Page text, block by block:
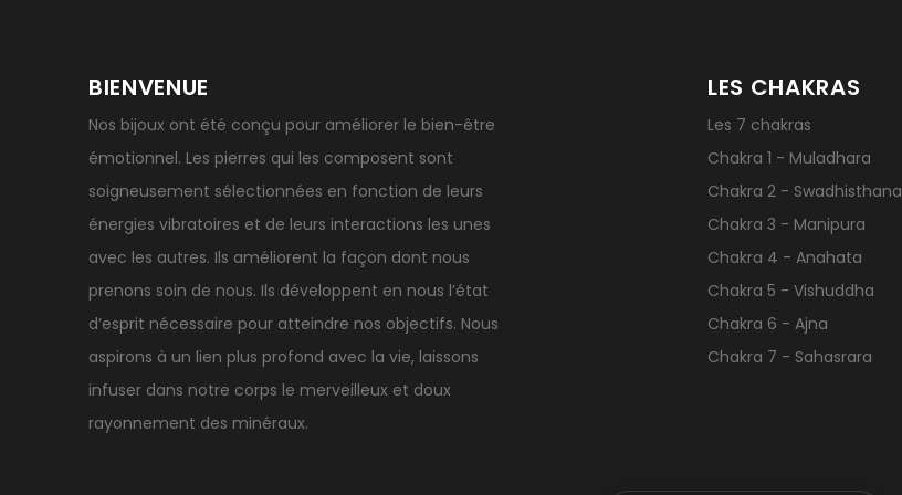
BIENVENUE
Nos bijoux ont été conçu pour améliorer le bien-être
émotionnel. Les pierres qui les composent sont
soigneusement sélectionnées en fonction de leurs
énergies vibratoires et de leurs interactions les unes
avec les autres. Ils améliorent la façon dont nous
prenons soin de nous. Ils développent en nous l’état
d’esprit nécessaire pour atteindre nos objectifs. Nous
aspirons à un lien plus profond avec la vie, laissons
infuser dans notre corps le merveilleux et doux
rayonnement des minéraux.
LES CHAKRAS
Les 7 chakras
Chakra 1 - Muladhara
Chakra 2 - Swadhisthana
Chakra 3 - Manipura
Chakra 4 - Anahata
Chakra 5 - Vishuddha
Chakra 6 - Ajna
Chakra 7 - Sahasrara